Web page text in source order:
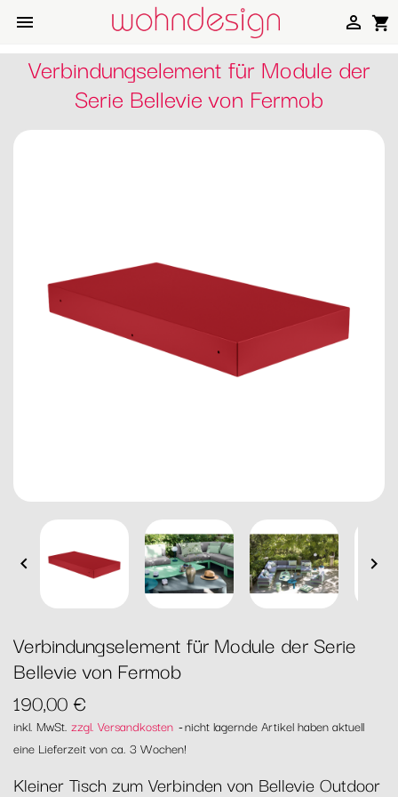
 shopping_cart

Verbindungselement für Module der
Serie Bellevie von Fermob
 
Verbindungselement für Module der Serie
Bellevie von Fermob
190,00 €
inkl. MwSt. zzgl. Versandkosten nicht lagernde Artikel haben aktuell
eine Lieferzeit von ca. 3 Wochen!
Kleiner Tisch zum Verbinden von Bellevie Outdoor